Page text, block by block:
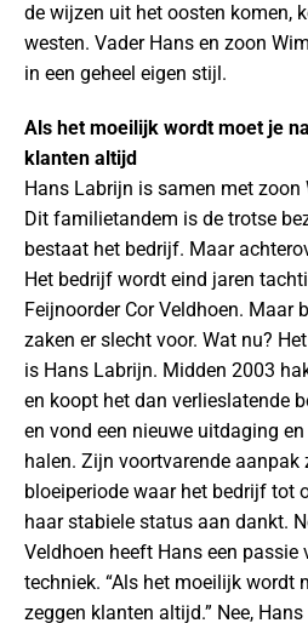
de wijzen uit het oosten komen,
westen. Vader Hans en zoon
in een geheel eigen stijl.
Als het moeilijk wordt moet je
klanten altijd
Hans Labrijn is samen met zoon
Dit familietandem is de trotse
bestaat het bedrijf. Maar
Het bedrijf wordt eind jaren
Feijnoorder Cor Veldhoen. Maar
zaken er slecht voor. Wat nu?
is Hans Labrijn. Midden 2003
en koopt het dan verlieslatende
en vond een nieuwe uitdaging
halen. Zijn voortvarende aanpak
bloeiperiode waar het bedrijf tot
haar stabiele status aan dankt.
Veldhoen heeft Hans een passie
techniek. “Als het moeilijk wordt
zeggen klanten altijd.” Nee,